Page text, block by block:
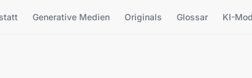
Generative Medien Originals Glossar KI-